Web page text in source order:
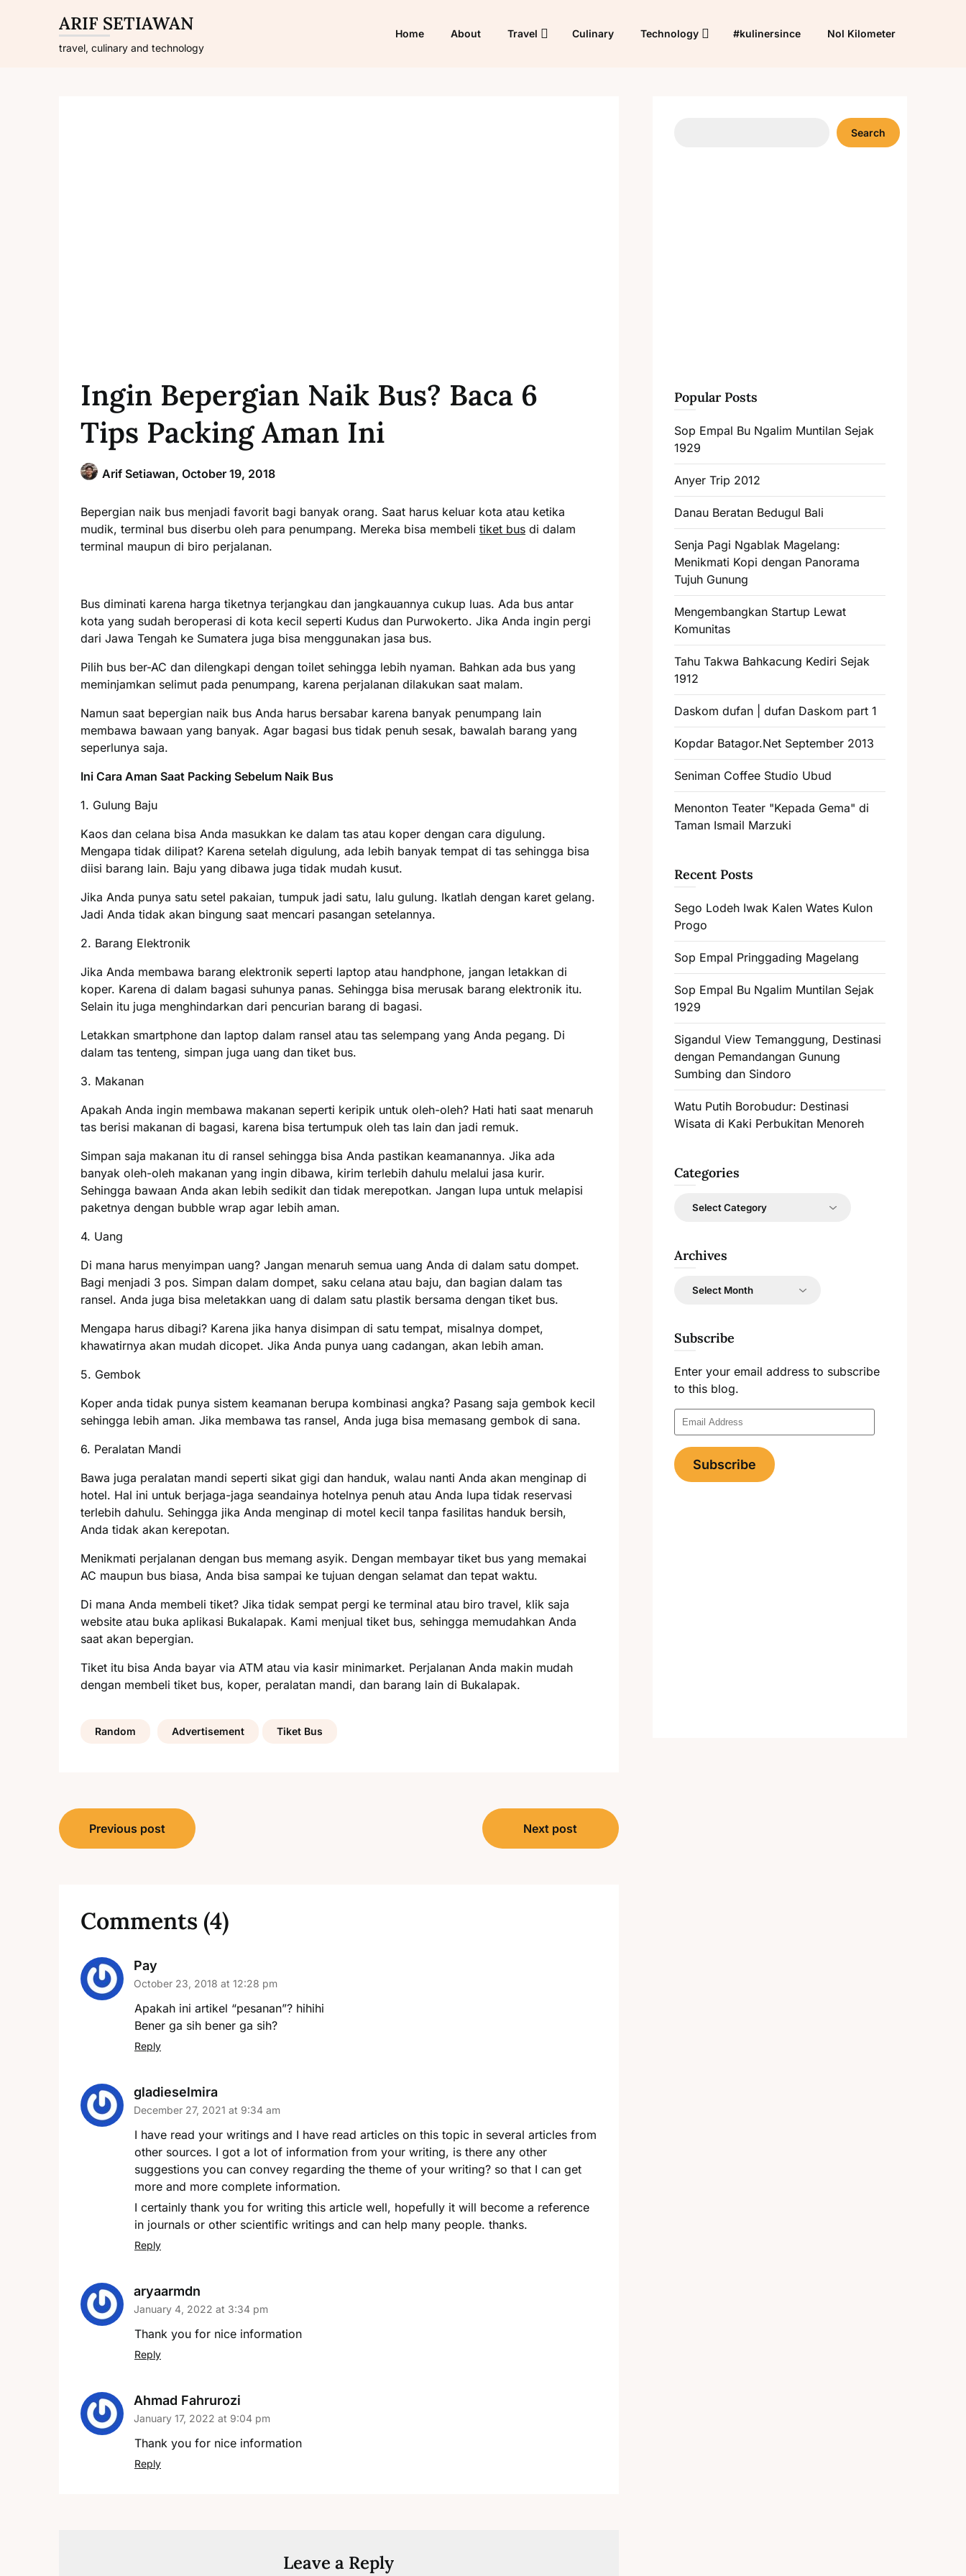
ARIF SETIAWAN
travel, culinary and technology
Home About Travel Culinary Technology #kulinersince Nol Kilometer
Ingin Bepergian Naik Bus? Baca 6
Tips Packing Aman Ini
Arif Setiawan, October 19, 2018
Bepergian naik bus menjadi favorit bagi banyak orang. Saat harus keluar kota atau ketika
mudik, terminal bus diserbu oleh para penumpang. Mereka bisa membeli ​ tiket bus di dalam
terminal maupun di biro perjalanan.
Bus diminati karena harga tiketnya terjangkau dan jangkauannya cukup luas. Ada bus antar
kota yang sudah beroperasi di kota kecil seperti Kudus dan Purwokerto. Jika Anda ingin pergi
dari Jawa Tengah ke Sumatera juga bisa menggunakan jasa bus.
Pilih bus ber-AC dan dilengkapi dengan toilet sehingga lebih nyaman. Bahkan ada bus yang
meminjamkan selimut pada penumpang, karena perjalanan dilakukan saat malam.
Namun saat bepergian naik bus Anda harus bersabar karena banyak penumpang lain
membawa bawaan yang banyak. Agar bagasi bus tidak penuh sesak, bawalah barang yang
seperlunya saja.
Ini Cara Aman Saat Packing Sebelum Naik Bus
1. Gulung Baju
Kaos dan celana bisa Anda masukkan ke dalam tas atau koper dengan cara digulung.
Mengapa tidak dilipat? Karena setelah digulung, ada lebih banyak tempat di tas sehingga bisa
diisi barang lain. Baju yang dibawa juga tidak mudah kusut.
Jika Anda punya satu setel pakaian, tumpuk jadi satu, lalu gulung. Ikatlah dengan karet gelang.
Jadi Anda tidak akan bingung saat mencari pasangan setelannya.
2. Barang Elektronik
Jika Anda membawa barang elektronik seperti laptop atau handphone, jangan letakkan di
koper. Karena di dalam bagasi suhunya panas. Sehingga bisa merusak barang elektronik itu.
Selain itu juga menghindarkan dari pencurian barang di bagasi.
Letakkan smartphone dan laptop dalam ransel atau tas selempang yang Anda pegang. Di
dalam tas tenteng, simpan juga uang dan tiket bus.
3. Makanan
Apakah Anda ingin membawa makanan seperti keripik untuk oleh-oleh? Hati hati saat menaruh
tas berisi makanan di bagasi, karena bisa tertumpuk oleh tas lain dan jadi remuk.
Simpan saja makanan itu di ransel sehingga bisa Anda pastikan keamanannya. Jika ada
banyak oleh-oleh makanan yang ingin dibawa, kirim terlebih dahulu melalui jasa kurir.
Sehingga bawaan Anda akan lebih sedikit dan tidak merepotkan. Jangan lupa untuk melapisi
paketnya dengan bubble wrap agar lebih aman.
4. Uang
Di mana harus menyimpan uang? Jangan menaruh semua uang Anda di dalam satu dompet.
Bagi menjadi 3 pos. Simpan dalam dompet, saku celana atau baju, dan bagian dalam tas
ransel. Anda juga bisa meletakkan uang di dalam satu plastik bersama dengan tiket bus.
Mengapa harus dibagi? Karena jika hanya disimpan di satu tempat, misalnya dompet,
khawatirnya akan mudah dicopet. Jika Anda punya uang cadangan, akan lebih aman.
5. Gembok
Koper anda tidak punya sistem keamanan berupa kombinasi angka? Pasang saja gembok kecil
sehingga lebih aman. Jika membawa tas ransel, Anda juga bisa memasang gembok di sana.
6. Peralatan Mandi
Bawa juga peralatan mandi seperti sikat gigi dan handuk, walau nanti Anda akan menginap di
hotel. Hal ini untuk berjaga-jaga seandainya hotelnya penuh atau Anda lupa tidak reservasi
terlebih dahulu. Sehingga jika Anda menginap di motel kecil tanpa fasilitas handuk bersih,
Anda tidak akan kerepotan.
Menikmati perjalanan dengan bus memang asyik. Dengan membayar tiket bus yang memakai
AC maupun bus biasa, Anda bisa sampai ke tujuan dengan selamat dan tepat waktu.
Di mana Anda membeli tiket? Jika tidak sempat pergi ke terminal atau biro travel, klik saja
website atau buka aplikasi Bukalapak. Kami menjual tiket bus, sehingga memudahkan Anda
saat akan bepergian.
Tiket itu bisa Anda bayar via ATM atau via kasir minimarket. Perjalanan Anda makin mudah
dengan membeli tiket bus, koper, peralatan mandi, dan barang lain di Bukalapak.
Random Advertisement Tiket Bus
Post
navigation
Previous post Next post
Comments (4)
Pay
October 23, 2018 at 12:28 pm
Apakah ini artikel “pesanan”? hihihi
Bener ga sih bener ga sih?
Reply
gladieselmira
December 27, 2021 at 9:34 am
I have read your writings and I have read articles on this topic in several articles from
other sources. I got a lot of information from your writing, is there any other
suggestions you can convey regarding the theme of your writing? so that I can get
more and more complete information.
I certainly thank you for writing this article well, hopefully it will become a reference
in journals or other scientific writings and can help many people. thanks.
Reply
aryaarmdn
January 4, 2022 at 3:34 pm
Thank you for nice information
Reply
Ahmad Fahrurozi
January 17, 2022 at 9:04 pm
Thank you for nice information
Reply
Leave a Reply
Search
Popular Posts
Sop Empal Bu Ngalim Muntilan Sejak
1929
Anyer Trip 2012
Danau Beratan Bedugul Bali
Senja Pagi Ngablak Magelang:
Menikmati Kopi dengan Panorama
Tujuh Gunung
Mengembangkan Startup Lewat
Komunitas
Tahu Takwa Bahkacung Kediri Sejak
1912
Daskom dufan | dufan Daskom part 1
Kopdar Batagor.Net September 2013
Seniman Coffee Studio Ubud
Menonton Teater "Kepada Gema" di
Taman Ismail Marzuki
Recent Posts
Sego Lodeh Iwak Kalen Wates Kulon
Progo
Sop Empal Pringgading Magelang
Sop Empal Bu Ngalim Muntilan Sejak
1929
Sigandul View Temanggung, Destinasi
dengan Pemandangan Gunung
Sumbing dan Sindoro
Watu Putih Borobudur: Destinasi
Wisata di Kaki Perbukitan Menoreh
Categories
Categories
Archives
Archives
Subscribe
Enter your email address to subscribe
to this blog.
Email
Address
Subscribe